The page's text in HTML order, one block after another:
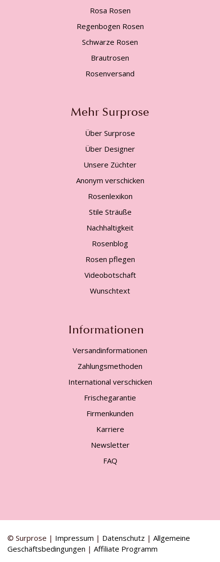
Rosa Rosen
Regenbogen Rosen
Schwarze Rosen
Brautrosen
Rosenversand
Mehr Surprose
Über Surprose
Über Designer
Unsere Züchter
Anonym verschicken
Rosenlexikon
Stile Sträuße
Nachhaltigkeit
Rosenblog
Rosen pflegen
Videobotschaft
Wunschtext
Informationen
Versandinformationen
Zahlungsmethoden
International verschicken
Frischegarantie
Firmenkunden
Karriere
Newsletter
FAQ
© Surprose | Impressum | Datenschutz | Allgemeine
Geschäftsbedingungen | Affiliate Programm